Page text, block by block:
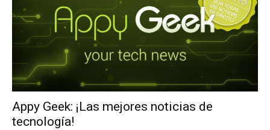
Appy Geek: ¡Las mejores noticias de
tecnología!